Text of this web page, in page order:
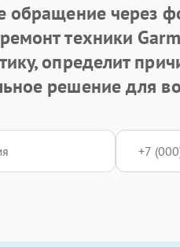
обращение через
техники
определит
решение для